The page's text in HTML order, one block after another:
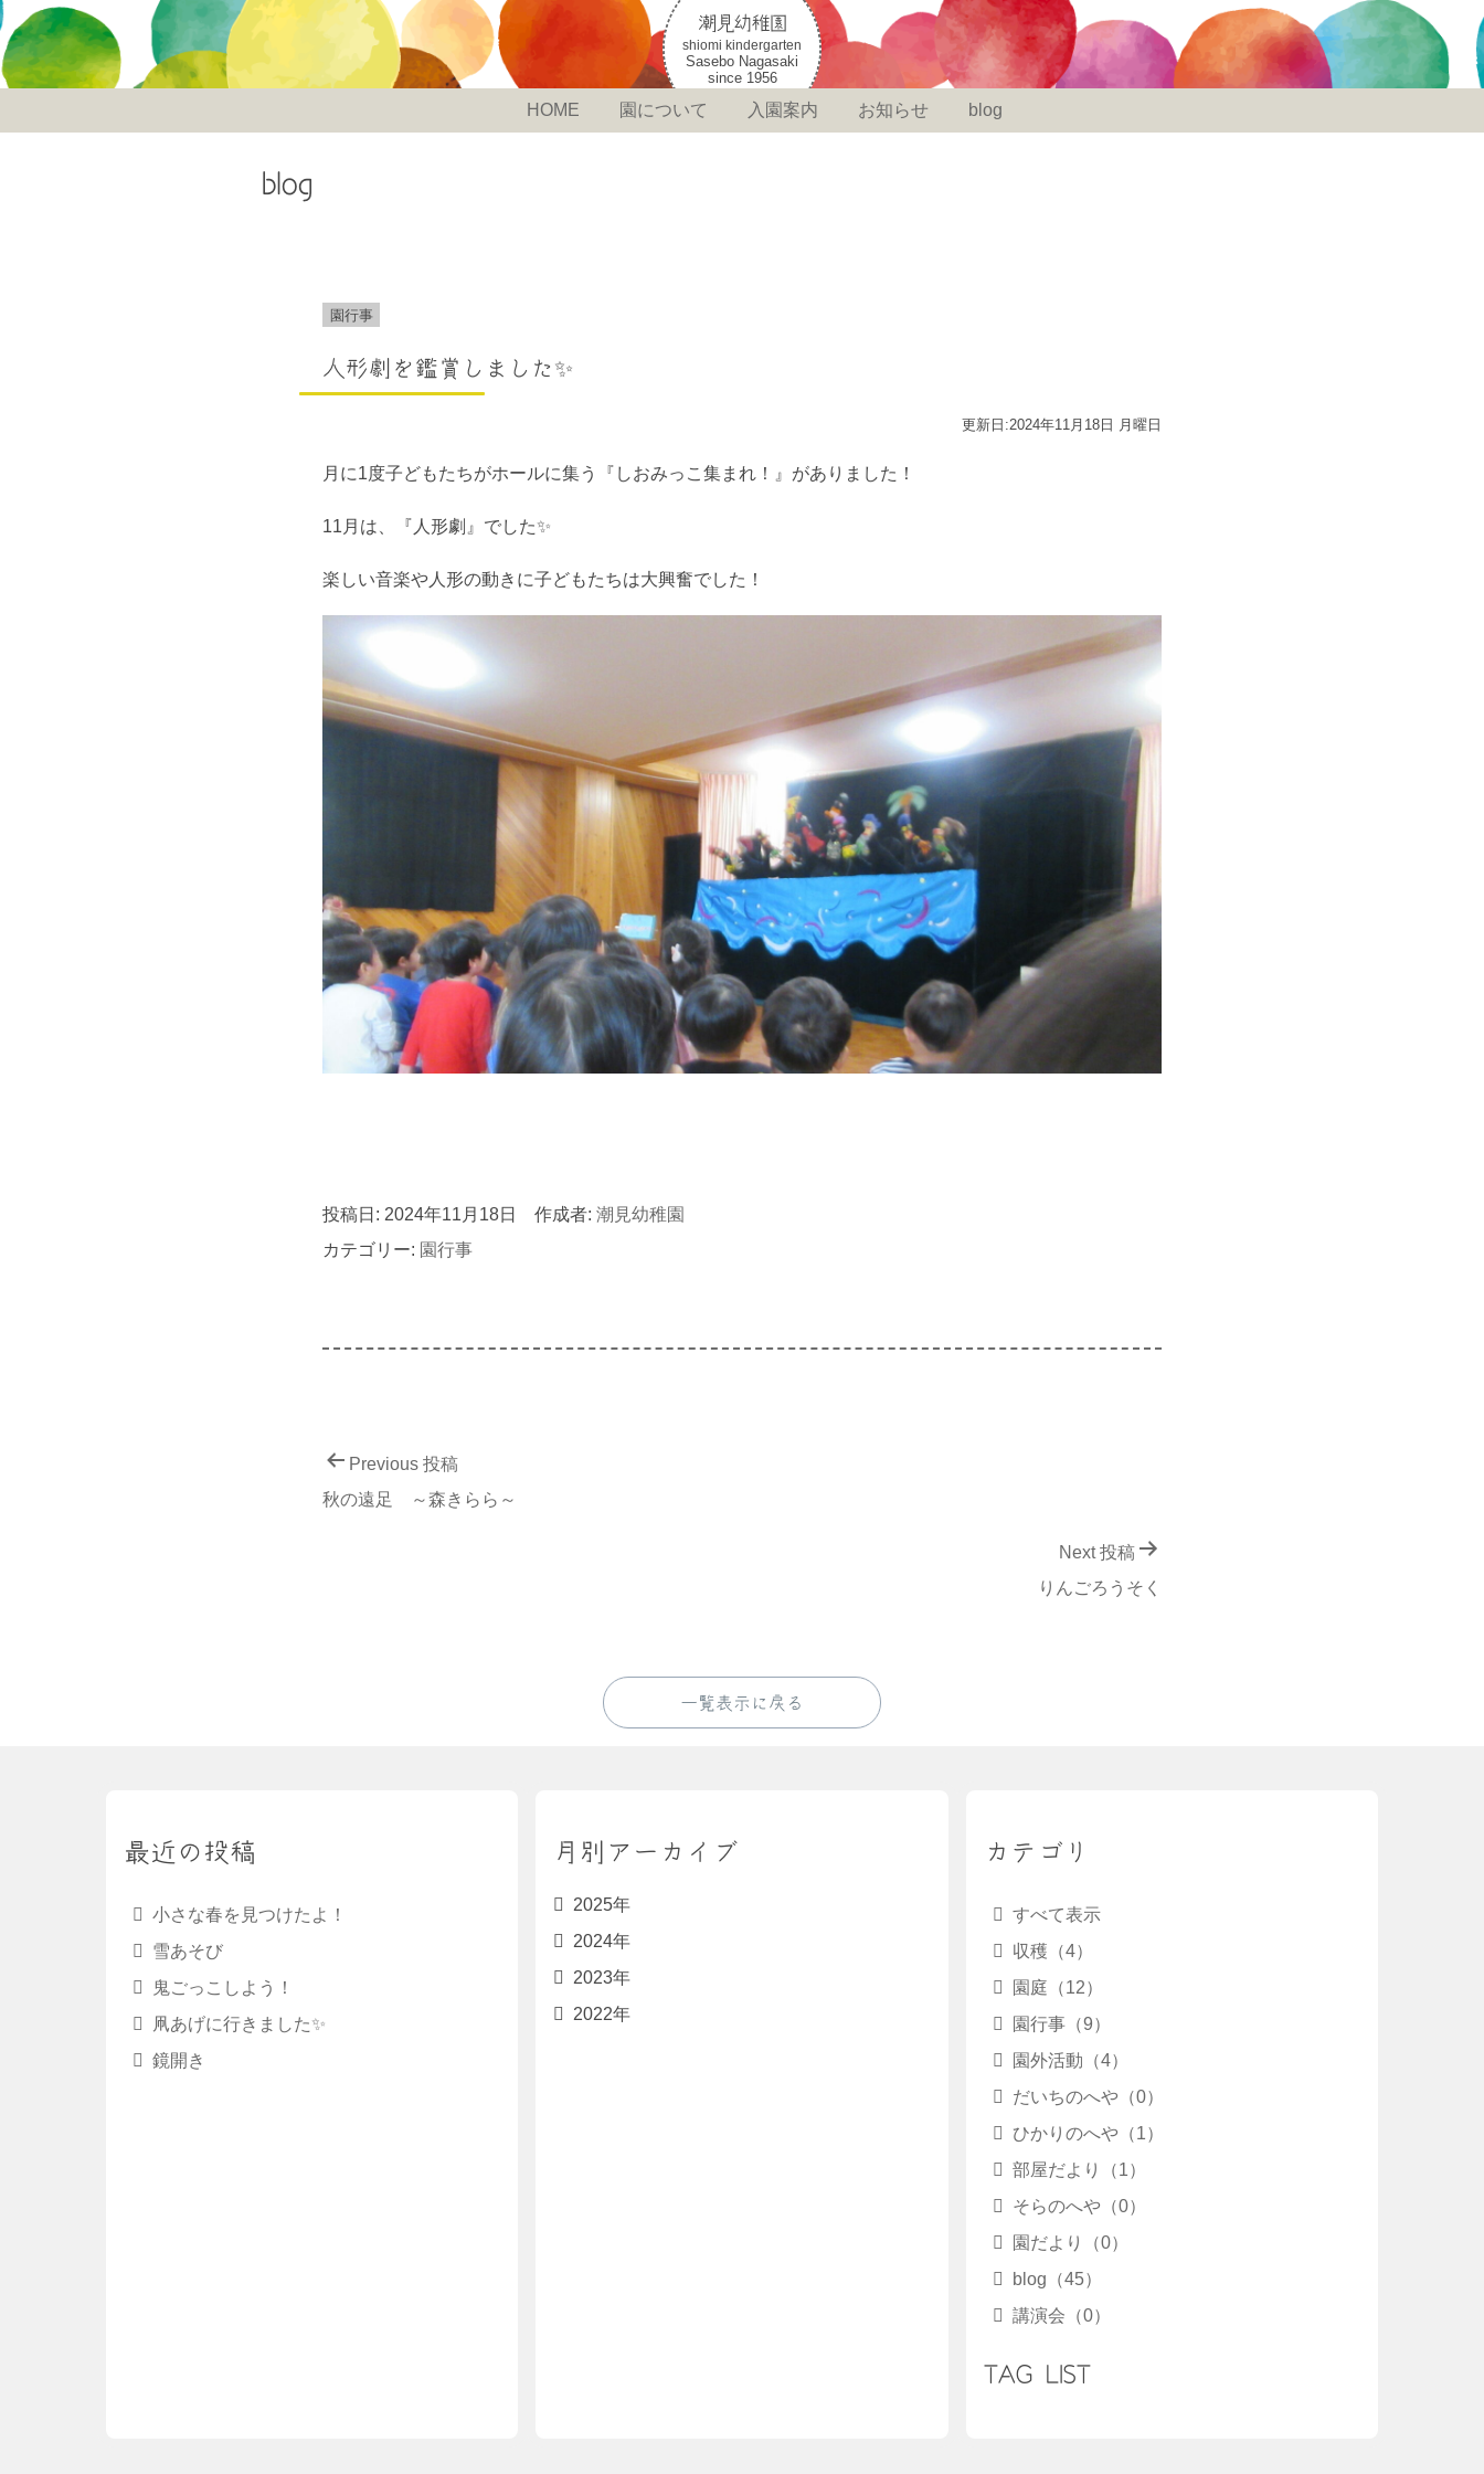
HOME 園について 入園案内 お知らせ blog
潮見幼稚園
shiomi kindergarten
Sasebo Nagasaki
since 1956
blog
園行事
人形劇を鑑賞しました✨
更新日:2024年11月18日 月曜日
月に1度子どもたちがホールに集う『しおみっこ集まれ！』がありました！
11月は、『人形劇』でした✨
楽しい音楽や人形の動きに子どもたちは大興奮でした！
投稿日: 2024年11月18日 作成者: 潮見幼稚園
カテゴリー: 園行事
Previous 投稿
秋の遠足 ～森きらら～
Next 投稿
りんごろうそく
一覧表示に戻る
最近の投稿
小さな春を見つけたよ！
雪あそび
鬼ごっこしよう！
凧あげに行きました✨
鏡開き
月別アーカイブ
2025年
2024年
2023年
2022年
カテゴリ
すべて表示
収穫（4）
園庭（12）
園行事（9）
園外活動（4）
だいちのへや（0）
ひかりのへや（1）
部屋だより（1）
そらのへや（0）
園だより（0）
blog（45）
講演会（0）
TAG LIST